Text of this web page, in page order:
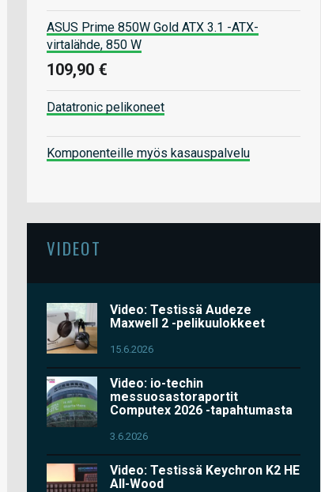
ASUS Prime 850W Gold ATX 3.1 -ATX-
virtalähde, 850 W
109,90 €
Datatronic pelikoneet
Komponenteille myös kasauspalvelu
VIDEOT
Video: Testissä Audeze
Maxwell 2 -pelikuulokkeet
15.6.2026
Video: io-techin
messuosastoraportit
Computex 2026 -tapahtumasta
3.6.2026
Video: Testissä Keychron K2 HE
All-Wood